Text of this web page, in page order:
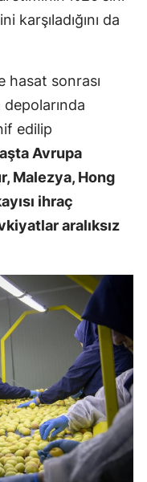
karşıladığını da
hasat sonrası
depolarında
edilip
Avrupa
Malezya, Hong
ihraç
aralıksız